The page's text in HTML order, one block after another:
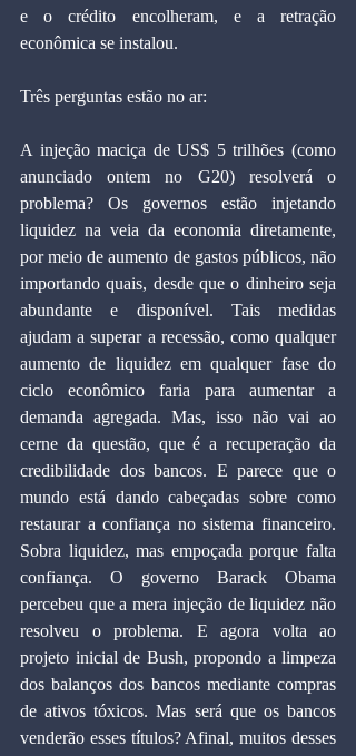
e o crédito encolheram, e a retração
econômica se instalou.
Três perguntas estão no ar:
A injeção maciça de US$ 5 trilhões (como
anunciado ontem no G20) resolverá o
problema? Os governos estão injetando
liquidez na veia da economia diretamente,
por meio de aumento de gastos públicos, não
importando quais, desde que o dinheiro seja
abundante e disponível. Tais medidas
ajudam a superar a recessão, como qualquer
aumento de liquidez em qualquer fase do
ciclo econômico faria para aumentar a
demanda agregada. Mas, isso não vai ao
cerne da questão, que é a recuperação da
credibilidade dos bancos. E parece que o
mundo está dando cabeçadas sobre como
restaurar a confiança no sistema financeiro.
Sobra liquidez, mas empoçada porque falta
confiança. O governo Barack Obama
percebeu que a mera injeção de liquidez não
resolveu o problema. E agora volta ao
projeto inicial de Bush, propondo a limpeza
dos balanços dos bancos mediante compras
de ativos tóxicos. Mas será que os bancos
venderão esses títulos? Afinal, muitos desses